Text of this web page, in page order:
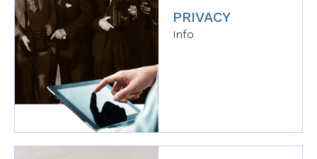
PRIVACY
Info